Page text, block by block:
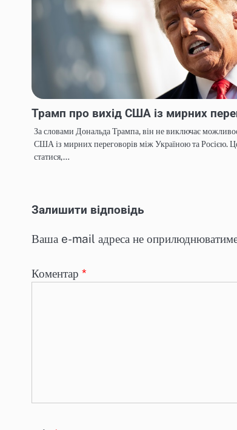
Трамп про вихід США із мирних
За словами Дональда Трампа, він не виключає
США із мирних переговорів між Україною та Росією.
статися,…
Залишити відповідь
Ваша e-mail адреса не
Коментар *